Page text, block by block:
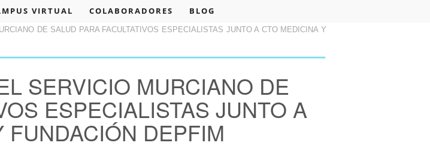
VIRTUAL COLABORADORES BLOG
DE SALUD PARA FACULTATIVOS ESPECIALISTAS JUNTO A CTO MEDICINA Y
SERVICIO MURCIANO DE
ESPECIALISTAS JUNTO A
DEPFIM